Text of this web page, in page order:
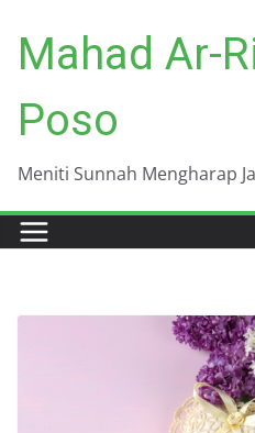
content
Mahad Ar-
Poso
Meniti Sunnah Mengharap